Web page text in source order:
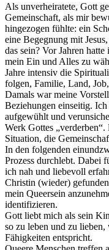
Als unverheiratete, Gott
Gemeinschaft, als mir
hingezogen fühlte: ein
eine Begegnung mit
das sein? Vor Jahren
mein Ein und Alles zu
Jahre intensiv die
folgen, Familie, Land,
Damals war meine
Beziehungen einseitig.
aufgewühlt und
Werk Gottes
Situation, die
In den folgenden
Prozess durchlebt. Dabei
ich nah und liebevoll
Christin (wieder)
mein Queersein
identifizieren.
Gott liebt mich als sein
so zu leben und zu lieben,
Fähigkeiten entspricht.